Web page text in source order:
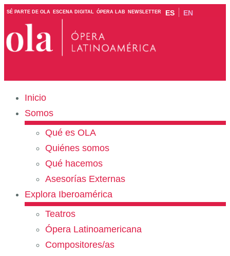
SÉ PARTE DE OLA ESCENA DIGITAL ÓPERA LAB NEWSLETTER ES EN
Inicio
Somos
Qué es OLA
Quiénes somos
Qué hacemos
Asesorías Externas
Explora Iberoamérica
Teatros
Ópera Latinoamericana
Compositores/as